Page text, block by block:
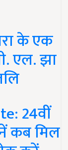
के एक
एल. झा
24वीं
कब मिल